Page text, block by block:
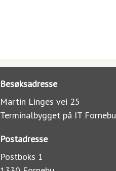
Besøksadresse
Martin Linges vei 25
Terminalbygget på IT Fornebu
Postadresse
Postboks 1